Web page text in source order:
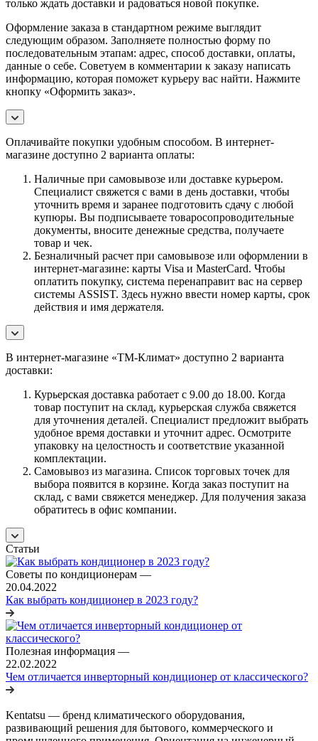
только ждать доставки и радоваться новой покупке.
Оформление заказа в стандартном режиме выглядит
следующим образом. Заполняете полностью форму по
последовательным этапам: адрес, способ доставки, оплаты,
данные о себе. Советуем в комментарии к заказу написать
информацию, которая поможет курьеру вас найти. Нажмите
кнопку «Оформить заказ».
Оплачивайте покупки удобным способом. В интернет-
магазине доступно 2 варианта оплаты:
Наличные при самовывозе или доставке курьером.
Специалист свяжется с вами в день доставки, чтобы
уточнить время и заранее подготовить сдачу с любой
купюры. Вы подписываете товаросопроводительные
документы, вносите денежные средства, получаете
товар и чек.
Безналичный расчет при самовывозе или оформлении в
интернет-магазине: карты Visa и MasterCard. Чтобы
оплатить покупку, система перенаправит вас на сервер
системы ASSIST. Здесь нужно ввести номер карты, срок
действия и имя держателя.
В интернет-магазине «ТМ-Климат» доступно 2 варианта
доставки:
Курьерская доставка работает с 9.00 до 18.00. Когда
товар поступит на склад, курьерская служба свяжется
для уточнения деталей. Специалист предложит выбрать
удобное время доставки и уточнит адрес. Осмотрите
упаковку на целостность и соответствие указанной
комплектации.
Самовывоз из магазина. Список торговых точек для
выбора появится в корзине. Когда заказ поступит на
склад, с вами свяжется менеджер. Для получения заказа
обратитесь в офис компании.
Статьи
Советы по кондиционерам —
20.04.2022
Как выбрать кондиционер в 2023 году?
Полезная информация —
22.02.2022
Чем отличается инверторный кондиционер от классического?
Kentatsu — бренд климатического оборудования,
развивающий решения для бытового, коммерческого и